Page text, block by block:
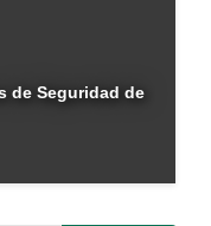
de Seguridad de